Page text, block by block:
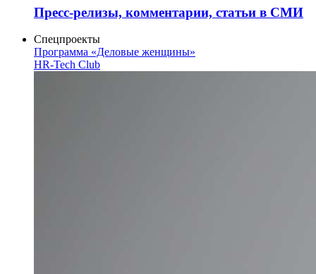
Пресс-релизы, комментарии, статьи в СМИ
Спецпроекты
Программа «Деловые женщины»
HR-Tech Club